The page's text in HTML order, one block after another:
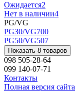
Ожидается2
Нет в наличии4
PG/VG
PG30/VG700
PG50/VG507
Показать 8 товаров
098 505-28-64
099 140-07-71
Контакты
Полная версия сайта